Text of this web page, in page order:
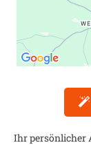
Ihr persönlicher